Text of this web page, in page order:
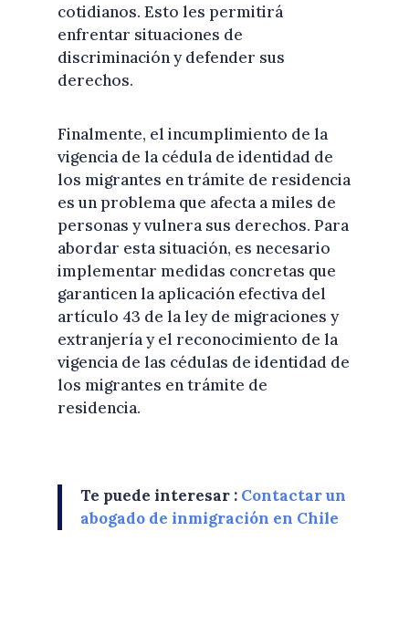
cotidianos. Esto les permitirá
enfrentar situaciones de
discriminación y defender sus
derechos.
Finalmente, el incumplimiento de la
vigencia de la cédula de identidad de
los migrantes en trámite de residencia
es un problema que afecta a miles de
personas y vulnera sus derechos. Para
abordar esta situación, es necesario
implementar medidas concretas que
garanticen la aplicación efectiva del
artículo 43 de la ley de migraciones y
extranjería y el reconocimiento de la
vigencia de las cédulas de identidad de
los migrantes en trámite de
residencia.
Te puede interesar : Contactar un
abogado de inmigración en Chile